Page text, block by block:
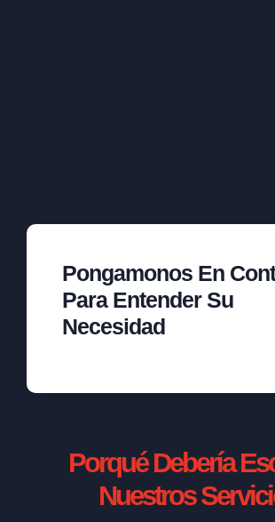
Pongamonos En
Para Entender Su
Necesidad
Porqué Debería
Nuestros